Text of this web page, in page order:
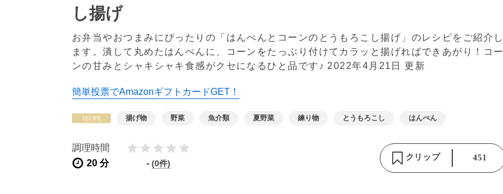
し揚げ
お弁当やおつまみにぴったりの「はんぺんとコーンのとうもろこし揚げ」のレシピをご紹介し
ます。潰して丸めたはんぺんに、コーンをたっぷり付けてカラッと揚げればできあがり！コー
ンの甘みとシャキシャキ食感がクセになるひと品です♪ 2022年4月21日 更新
簡単投票でAmazonギフトカードGET！
揚げ物 野菜 魚介類 夏野菜 練り物 とうもろこし はんぺん
調理時間
20 分
- (0件)
クリップ 451